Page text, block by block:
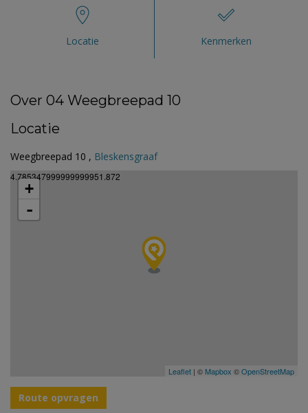
Locatie Kenmerken
Over 04 Weegbreepad 10
Locatie
Weegbreepad 10 , Bleskensgraaf
4.785347999999999951.872
+
-
Leaflet | © Mapbox ©OpenStreetMap
Route opvragen